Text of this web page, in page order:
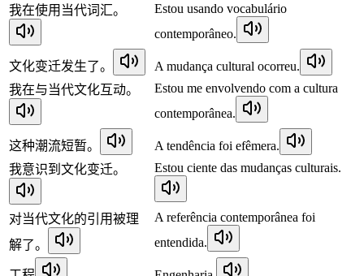
我在使用当代词汇。
Estou usando vocabulário
contemporâneo.
文化变迁发生了。
A mudança cultural ocorreu.
我在与当代文化互动。
Estou me envolvendo com a cultura
contemporânea.
这种潮流短暂。
A tendência foi efêmera.
我意识到文化变迁。
Estou ciente das mudanças culturais.
对当代文化的引用被理
解了。
A referência contemporânea foi
entendida.